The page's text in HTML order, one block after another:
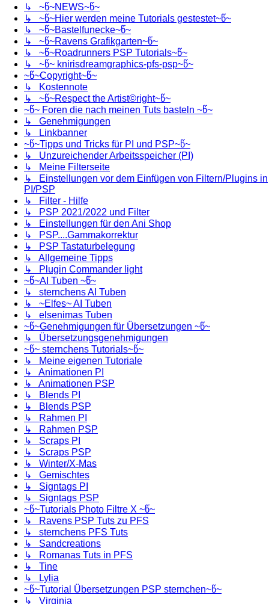
↳ ~წ~NEWS~წ~
↳ ~წ~Hier werden meine Tutorials gestestet~წ~
↳ ~წ~Bastelfunecke~წ~
↳ ~წ~Ravens Grafikgarten~წ~
↳ ~წ~Roadrunners PSP Tutorials~წ~
↳ ~წ~ knirisdreamgraphics-pfs-psp~წ~
~წ~Copyright~წ~
↳ Kostennote
↳ ~წ~Respect the Artist©right~წ~
~წ~ Foren die nach meinen Tuts basteln ~წ~
↳ Genehmigungen
↳ Linkbanner
~წ~Tipps und Tricks für PI und PSP~წ~
↳ Unzureichender Arbeitsspeicher (PI)
↳ Meine Filterseite
↳ Einstellungen vor dem Einfügen von Filtern/Plugins in
PI/PSP
↳ Filter - Hilfe
↳ PSP 2021/2022 und Filter
↳ Einstellungen für den Ani Shop
↳ PSP....Gammakorrektur
↳ PSP Tastaturbelegung
↳ Allgemeine Tipps
↳ Plugin Commander light
~წ~AI Tuben ~წ~
↳ sternchens AI Tuben
↳ ~Elfes~ AI Tuben
↳ elsenimas Tuben
~წ~Genehmigungen für Übersetzungen ~წ~
↳ Übersetzungsgenehmigungen
~წ~ sternchens Tutorials~წ~
↳ Meine eigenen Tutoriale
↳ Animationen PI
↳ Animationen PSP
↳ Blends PI
↳ Blends PSP
↳ Rahmen PI
↳ Rahmen PSP
↳ Scraps PI
↳ Scraps PSP
↳ Winter/X-Mas
↳ Gemischtes
↳ Signtags PI
↳ Signtags PSP
~წ~Tutorials Photo Filtre X ~წ~
↳ Ravens PSP Tuts zu PFS
↳ sternchens PFS Tuts
↳ Sandcreations
↳ Romanas Tuts in PFS
↳ Tine
↳ Lylia
~წ~Tutorial Übersetzungen PSP sternchen~წ~
↳ Virginia